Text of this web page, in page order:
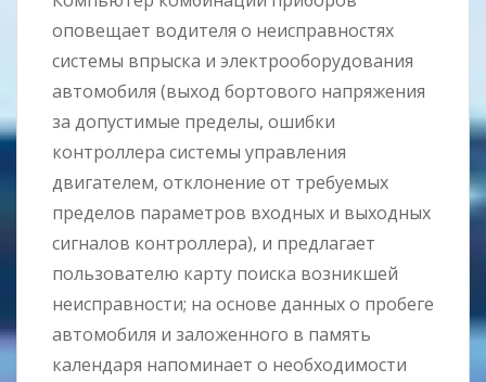
оповещает водителя о неисправностях
системы впрыска и электрооборудования
автомобиля (выход бортового напряжения
за допустимые пределы, ошибки
контроллера системы управления
двигателем, отклонение от требуемых
пределов параметров входных и выходных
сигналов контроллера), и предлагает
пользователю карту поиска возникшей
неисправности; на основе данных о пробеге
автомобиля и заложенного в память
календаря напоминает о необходимости